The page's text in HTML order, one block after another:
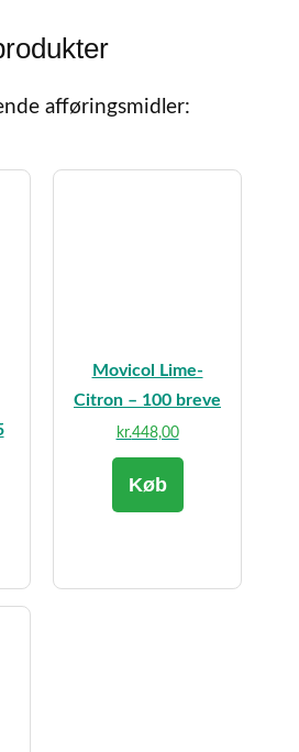
afføringsmidler:
Movicol Lime-
Citron – 100 breve
kr.448,00
Køb